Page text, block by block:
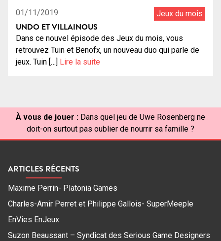
01/11/2019 Jeux du mois
UNDO ET VILLAINOUS
Dans ce nouvel épisode des Jeux du mois, vous
retrouvez Tuin et Benofx, un nouveau duo qui parle de
jeux. Tuin […] Lire la suite
À vous de jouer : Dans quel jeu de Uwe Rosenberg ne
doit-on surtout pas oublier de nourrir sa famille ?
ARTICLES RÉCENTS
Maxime Perrin- Platonia Games
Charles-Amir Perret et Philippe Gallois- SuperMeeple
EnVies EnJeux
Suzon Beaussant – Syndicat des Serious Game Designers